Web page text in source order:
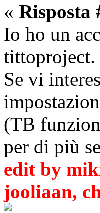
« Risposta
Io ho un
tittoproject.
Se vi
(TB
per di più
edit by
jooliaan,